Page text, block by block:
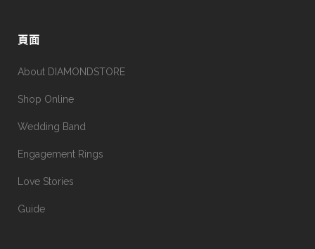
頁面
About DIAMONDSTORE
Shop Online
Wedding Band
Engagement Rings
Love Stories
Guide